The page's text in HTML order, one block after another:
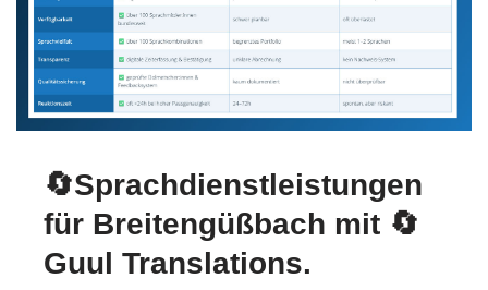
🔄Sprachdienstleistungen
für Breitengüßbach mit 🔄
Guul Translations.